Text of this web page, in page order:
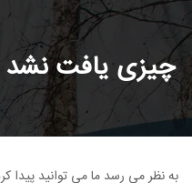
چیزی یافت نشد
به نظر می رسد ما می توانید